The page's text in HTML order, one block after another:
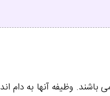
وظیفه آنها به دام